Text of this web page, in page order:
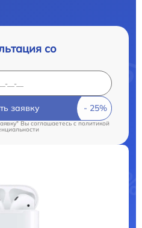
со
заявку
Вы соглашаетесь cполитикой